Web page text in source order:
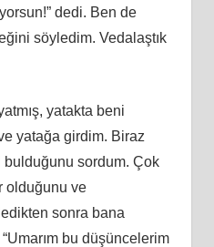
dedi. Ben de
söyledim. Vedalaştık
yatakta beni
yatağa girdim. Biraz
bulduğunu sordum. Çok
olduğunu ve
sonra bana
bu düşüncelerim